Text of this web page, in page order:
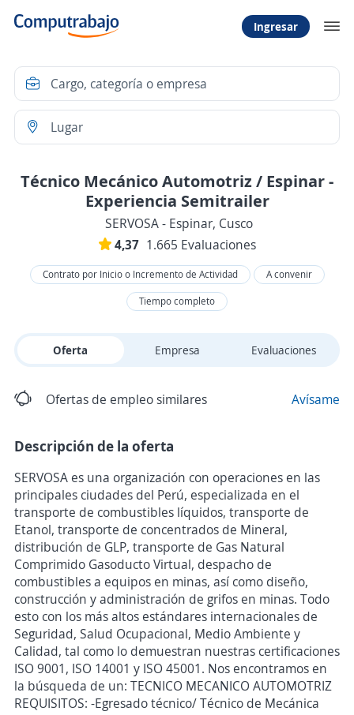
Ingresar
Técnico Mecánico Automotriz / Espinar -
Experiencia Semitrailer
SERVOSA - Espinar, Cusco
4,37 1.665 Evaluaciones
Contrato por Inicio o Incremento de Actividad
A convenir
Tiempo completo
Oferta Empresa Evaluaciones
Ofertas de empleo similares Avísame
Descripción de la oferta
SERVOSA es una organización con operaciones en las
principales ciudades del Perú, especializada en el
transporte de combustibles líquidos, transporte de
Etanol, transporte de concentrados de Mineral,
distribución de GLP, transporte de Gas Natural
Comprimido Gasoducto Virtual, despacho de
combustibles a equipos en minas, así como diseño,
construcción y administración de grifos en minas. Todo
esto con los más altos estándares internacionales de
Seguridad, Salud Ocupacional, Medio Ambiente y
Calidad, tal como lo demuestran nuestras certificaciones
ISO 9001, ISO 14001 y ISO 45001. Nos encontramos en
la búsqueda de un: TECNICO MECANICO AUTOMOTRIZ
REQUISITOS: -Egresado técnico/ Técnico de Mecánica